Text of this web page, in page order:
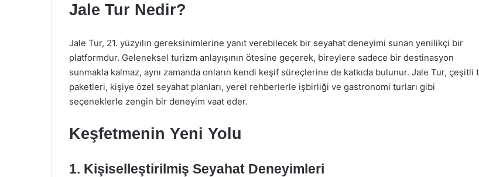
Jale Tur Nedir?
Jale Tur, 21. yüzyılın gereksinimlerine yanıt verebilecek bir seyahat deneyimi sunan yenilikçi bir
platformdur. Geleneksel turizm anlayışının ötesine geçerek, bireylere sadece bir destinasyon
sunmakla kalmaz, aynı zamanda onların kendi keşif süreçlerine de katkıda bulunur. Jale Tur, çeşitli
paketleri, kişiye özel seyahat planları, yerel rehberlerle işbirliği ve gastronomi turları gibi
seçeneklerle zengin bir deneyim vaat eder.
Keşfetmenin Yeni Yolu
1. Kişiselleştirilmiş Seyahat Deneyimleri